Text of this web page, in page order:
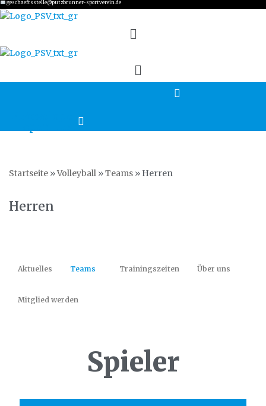
springen
geschaeftsstelle@putzbrunner-sportverein.de
Startseite »Volleyball »Teams » Herren
Herren
Aktuelles Teams Trainingszeiten Über uns
Mitglied werden
Spieler